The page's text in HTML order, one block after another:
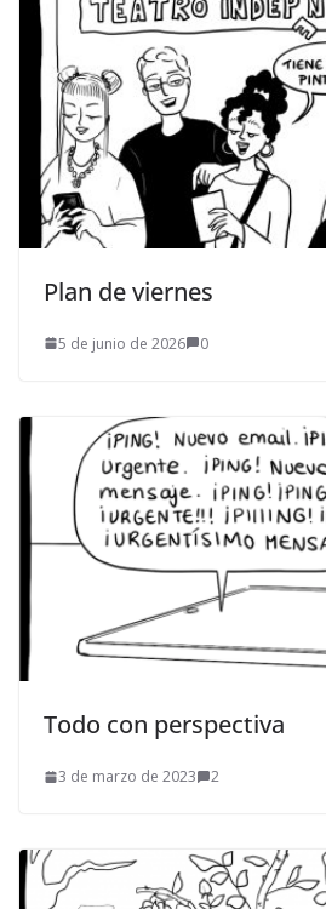
Plan de viernes
5 de junio de 2026 0
Todo con perspectiva
3 de marzo de 2023 2